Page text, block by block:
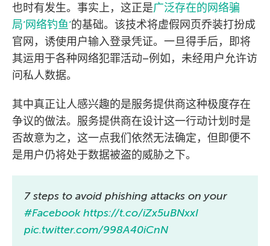
也时有发生。事实上，这正是广泛存在的网络骗
局’网络钓鱼’的基础。该技术将虚假网页乔装打扮成
官网，诱使用户输入登录凭证。一旦得手后，即将
其运用于各种网络犯罪活动–例如，未经用户允许访
问私人数据。
其中真正让人感兴趣的是服务提供商这种极度存在
争议的做法。服务提供商在设计这一行动计划时是
否故意为之，这一点我们依然无法确定，但即便不
是用户仍将处于数据被盗的威胁之下。
7 steps to avoid phishing attacks on your
#Facebook https://t.co/iZx5uBNxxI
pic.twitter.com/998A40iCnN